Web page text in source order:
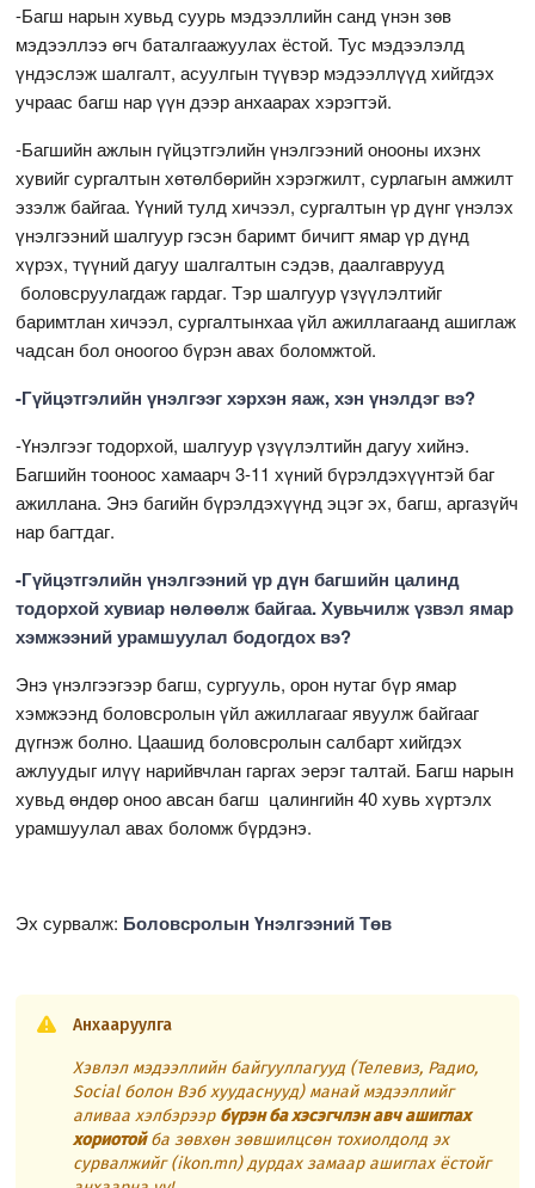
-Багш нарын хувьд суурь мэдээллийн санд үнэн зөв
мэдээллээ өгч баталгаажуулах ёстой. Тус мэдээлэлд
үндэслэж шалгалт, асуулгын түүвэр мэдээллүүд хийгдэх
учраас багш нар үүн дээр анхаарах хэрэгтэй.
-Багшийн ажлын гүйцэтгэлийн үнэлгээний онооны ихэнх
хувийг сургалтын хөтөлбөрийн хэрэгжилт, сурлагын амжилт
эзэлж байгаа. Үүний тулд хичээл, сургалтын үр дүнг үнэлэх
үнэлгээний шалгуур гэсэн баримт бичигт ямар үр дүнд
хүрэх, түүний дагуу шалгалтын сэдэв, даалгаврууд
боловсруулагдаж гардаг. Тэр шалгуур үзүүлэлтийг
баримтлан хичээл, сургалтынхаа үйл ажиллагаанд ашиглаж
чадсан бол оноогоо бүрэн авах боломжтой.
-Гүйцэтгэлийн үнэлгээг хэрхэн яаж, хэн үнэлдэг вэ?
-Үнэлгээг тодорхой, шалгуур үзүүлэлтийн дагуу хийнэ.
Багшийн тооноос хамаарч 3-11 хүний бүрэлдэхүүнтэй баг
ажиллана. Энэ багийн бүрэлдэхүүнд эцэг эх, багш, аргазүйч
нар багтдаг.
-Гүйцэтгэлийн үнэлгээний үр дүн багшийн цалинд
тодорхой хувиар нөлөөлж байгаа. Хувьчилж үзвэл ямар
хэмжээний урамшуулал бодогдох вэ?
Энэ үнэлгээгээр багш, сургууль, орон нутаг бүр ямар
хэмжээнд боловсролын үйл ажиллагааг явуулж байгааг
дүгнэж болно. Цаашид боловсролын салбарт хийгдэх
ажлуудыг илүү нарийвчлан гаргах эерэг талтай. Багш нарын
хувьд өндөр оноо авсан багш цалингийн 40 хувь хүртэлх
урамшуулал авах боломж бүрдэнэ.
Эх сурвалж: Боловсролын Үнэлгээний Төв
Анхааруулга
Хэвлэл мэдээллийн байгууллагууд (Телевиз, Радио,
Social болон Вэб хуудаснууд) манай мэдээллийг
аливаа хэлбэрээр бүрэн ба хэсэгчлэн авч ашиглах
хориотойба зөвхөн зөвшилцсөн тохиолдолд эх
сурвалжийг (ikon.mn) дурдах замаар ашиглах ёстойг